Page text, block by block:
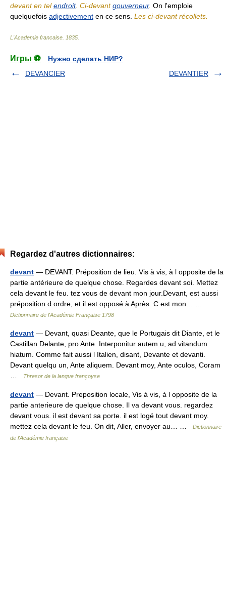
devant en telendroit. Ci-devantgouverneur. On l'emploie
quelquefois adjectivement en ce sens. Les ci-devant récollets.
L'Academie francaise 1835
Игры ⚽
Нужно сделать НИР?
DEVANCIER
DEVANTIER
Regardez d'autres dictionnaires:
devant — DEVANT. Préposition de lieu. Vis à vis, à l opposite de la
partie antérieure de quelque chose. Regardes devant soi. Mettez
cela devant le feu. tez vous de devant mon jour.Devant, est aussi
préposition d ordre, et il est opposé à Après. C est mon… …
Dictionnaire de l'Académie Française 1798
devant — Devant, quasi Deante, que le Portugais dit Diante, et le
Castillan Delante, pro Ante. Interponitur autem u, ad vitandum
hiatum. Comme fait aussi l Italien, disant, Devante et devanti.
Devant quelqu un, Ante aliquem. Devant moy, Ante oculos, Coram
Thresor de la langue françoyse
devant — Devant. Preposition locale, Vis à vis, à l opposite de la
partie anterieure de quelque chose. Il va devant vous. regardez
devant vous. il est devant sa porte. il est logé tout devant moy.
mettez cela devant le feu. On dit, Aller, envoyer au… …
Dictionnaire
de l'Académie française